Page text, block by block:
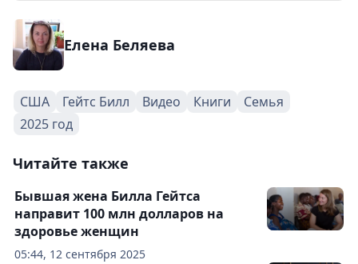
Елена Беляева
США Гейтс Билл Видео Книги
Семья
2025 год
Читайте также
05:44, 12 сентября 2025
Бывшая жена Билла Гейтса
направит 100 млн долларов на
здоровье женщин